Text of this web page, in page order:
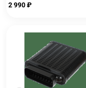
2 990₽